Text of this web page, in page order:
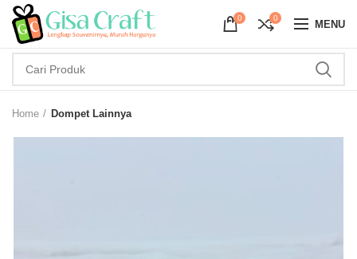
0 0 MENU
Home Dompet Lainnya